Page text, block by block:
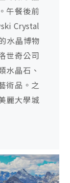
午餐後前
Crystal
水晶博物
世奇公司
水晶石、
術品。之
麗大學城